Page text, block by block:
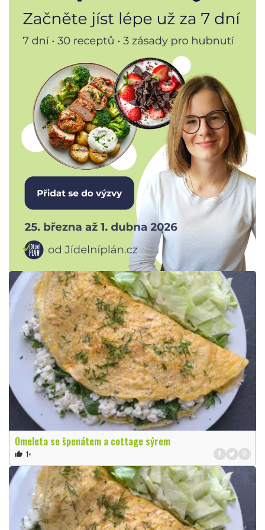
Omeleta se špenátem a cottage sýrem
thumb_up 1×